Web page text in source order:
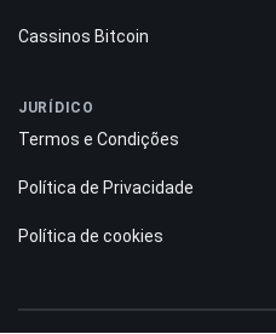
Cassinos Bitcoin
JURÍDICO
Termos e Condições
Política de Privacidade
Política de cookies